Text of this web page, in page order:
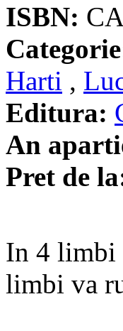
ISBN:
Harti ,
Editura:
An
Pret de
In 4 limbi
limbi va